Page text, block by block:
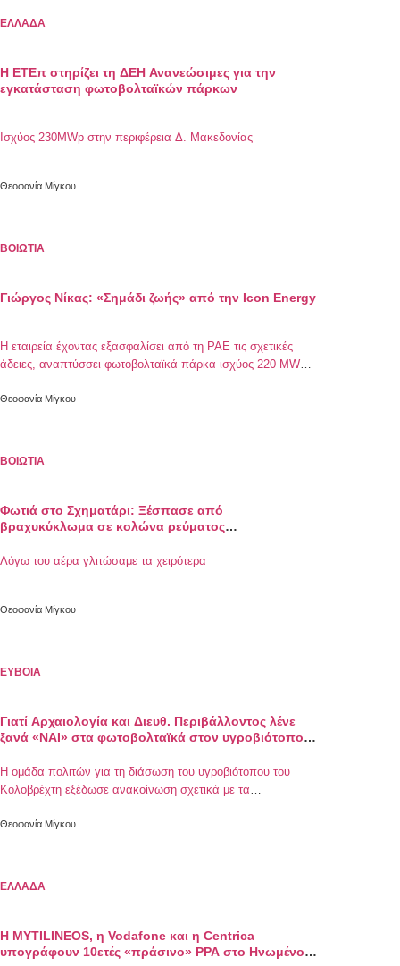
ΕΛΛΑΔΑ
Η ΕΤΕπ στηρίζει τη ΔΕΗ Ανανεώσιμες για την
εγκατάσταση φωτοβολταϊκών πάρκων
Ισχύος 230MWp στην περιφέρεια Δ. Μακεδονίας
Θεοφανία Μίγκου
ΒΟΙΩΤΙΑ
Γιώργος Νίκας: «Σημάδι ζωής» από την Icon Energy
Η εταιρεία έχοντας εξασφαλίσει από τη ΡΑΕ τις σχετικές
άδειες, αναπτύσσει φωτοβολταϊκά πάρκα ισχύος 220 MW
Θεοφανία Μίγκου
ΒΟΙΩΤΙΑ
Φωτιά στο Σχηματάρι: Ξέσπασε από
βραχυκύκλωμα σε κολώνα ρεύματος
Λόγω του αέρα γλιτώσαμε τα χειρότερα
Θεοφανία Μίγκου
ΕΥΒΟΙΑ
Γιατί Αρχαιολογία και Διευθ. Περιβάλλοντος λένε
ξανά «ΝΑΙ» στα φωτοβολταϊκά στον υγροβιότοπο
Η ομάδα πολιτών για τη διάσωση του υγροβιότοπου του
Κολοβρέχτη εξέδωσε ανακοίνωση σχετικά με τα
ξανά στην περιοχή. Αναλυτικά η ανακοίνωση της ομάδας:
αδειοδοτούν ξανά την κατασκευή δύο φωτοβολταϊκών
Θεοφανία Μίγκου
ΕΛΛΑΔΑ
Η MYTILINEOS, η Vodafone και η Centrica
υπογράφουν 10ετές «πράσινο» PPA στο Ηνωμένο